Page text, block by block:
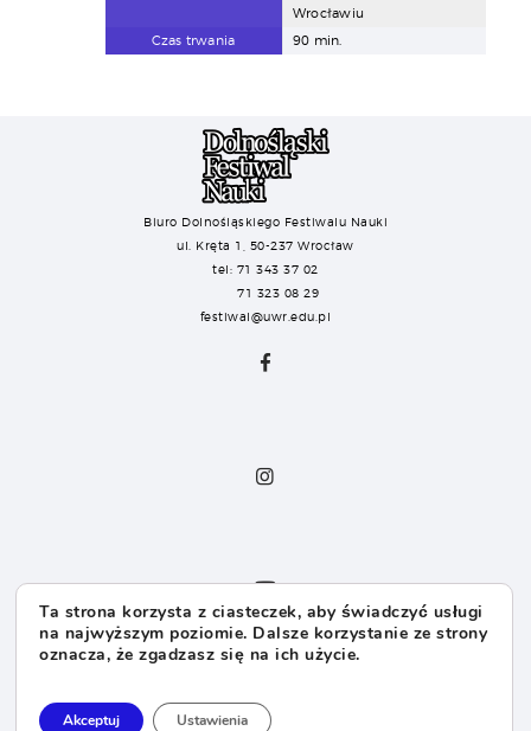
Wrocławiu
Czas trwania
90 min.
Biuro Dolnośląskiego Festiwalu Nauki
ul. Kręta 1, 50-237 Wrocław
tel: 71 343 37 02
71 323 08 29
festiwal@uwr.edu.pl
Dla Mediów
Dla Organizatorów
Ta strona korzysta z ciasteczek, aby świadczyć usługi
na najwyższym poziomie. Dalsze korzystanie ze strony
oznacza, że zgadzasz się na ich użycie.
Akceptuj Ustawienia